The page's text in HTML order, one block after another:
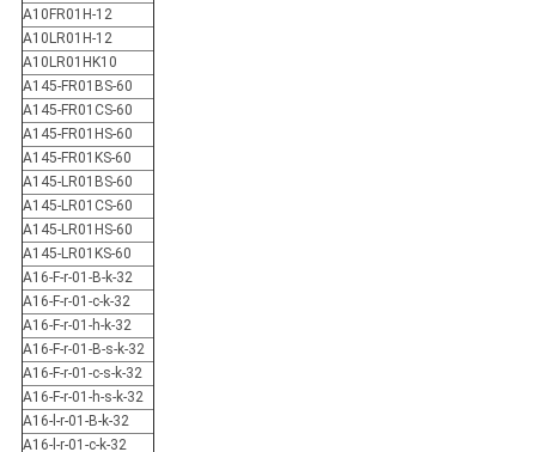
A10FR01H-12
A10LR01H-12
A10LR01HK10
A145-FR01BS-60
A145-FR01CS-60
A145-FR01HS-60
A145-FR01KS-60
A145-LR01BS-60
A145-LR01CS-60
A145-LR01HS-60
A145-LR01KS-60
A16-F-r-01-B-k-32
A16-F-r-01-c-k-32
A16-F-r-01-h-k-32
A16-F-r-01-B-s-k-32
A16-F-r-01-c-s-k-32
A16-F-r-01-h-s-k-32
A16-l-r-01-B-k-32
A16-l-r-01-c-k-32